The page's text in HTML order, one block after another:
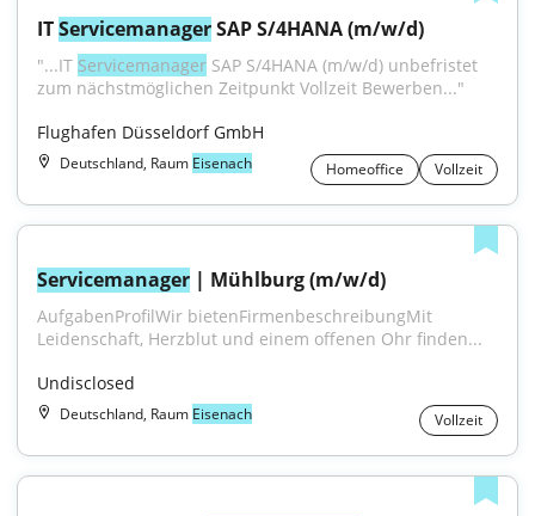
IT Servicemanager SAP S/4HANA (m/w/d)
"...IT Servicemanager SAP S/4HANA (m/w/d) unbefristet
zum nächstmöglichen Zeitpunkt Vollzeit Bewerben..."
Flughafen Düsseldorf GmbH
Deutschland, Raum Eisenach Homeoffice Vollzeit
Servicemanager | Mühlburg (m/w/d)
AufgabenProfilWir bietenFirmenbeschreibungMit
Leidenschaft, Herzblut und einem offenen Ohr finden...
Undisclosed
Deutschland, Raum Eisenach Vollzeit